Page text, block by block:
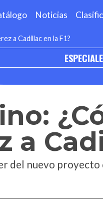
Noticias
a Cadillac en la F1?
a
del nuevo